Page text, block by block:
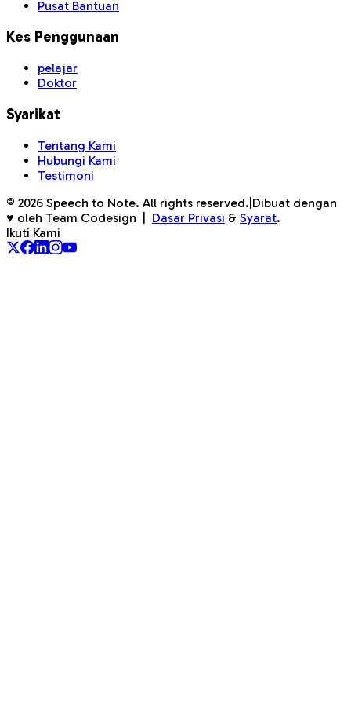
Pusat Bantuan
Kes Penggunaan
pelajar
Doktor
Syarikat
Tentang Kami
Hubungi Kami
Testimoni
© 2026 Speech to Note. All rights reserved. Dibuat dengan
♥ oleh Team Codesign
Dasar Privasi & Syarat.
Ikuti Kami